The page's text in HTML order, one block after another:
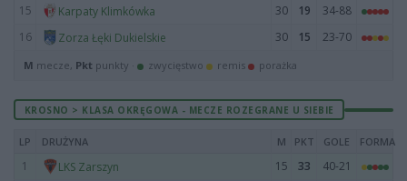
15
Karpaty Klimkówka 30 19
34-88
16
Zorza Łęki Dukielskie 30 15 23-70
M mecze, Pkt punkty · zwycięstwo remis porażka
KROSNO > KLASA OKRĘGOWA - MECZE ROZEGRANE U SIEBIE
LP DRUŻYNA M PKT GOLE FORMA
1 LKS Zarszyn 15 33
40-21